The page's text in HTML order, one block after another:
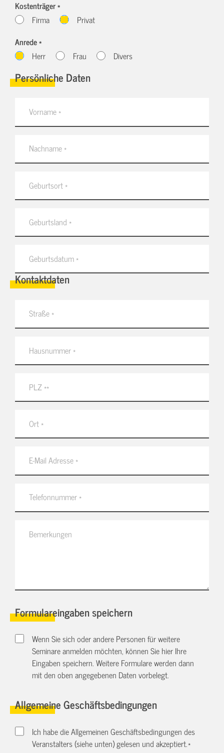
Kostenträger *
Firma
Privat
Anrede *
Herr
Frau Divers
Persönliche Daten
Kontaktdaten
Formulareingaben speichern
Wenn Sie sich oder andere Personen für weitere
Seminare anmelden möchten, können Sie hier Ihre
Eingaben speichern. Weitere Formulare werden dann
mit den oben angegebenen Daten vorbelegt.
Allgemeine Geschäftsbedingungen
Ich habe die Allgemeinen Geschäftsbedingungen des
Veranstalters (siehe unten) gelesen und akzeptiert.*